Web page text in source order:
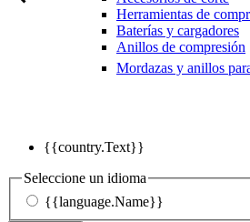
{{country.Text}}
Seleccione un idioma
{{language.Name}}
Herramientas de
Baterías y cargadores
Anillos de compresión
Mordazas y anillos